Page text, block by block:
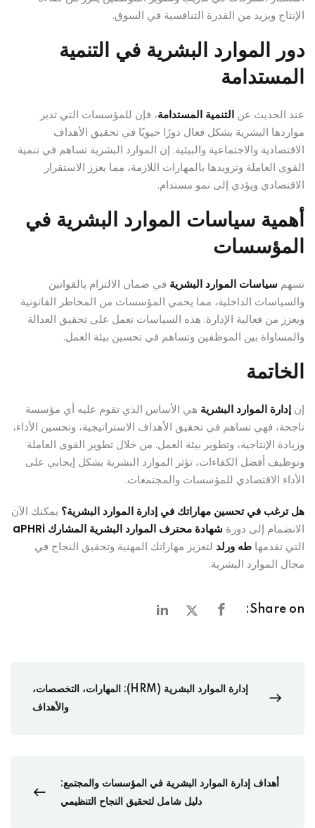
الإنتاج ويزيد من القدرة التنافسية في السوق.
دور الموارد البشرية في التنمية
المستدامة
عند الحديث عن التنمية المستدامة، فإن للمؤسسات التي تدير
مواردها البشرية بشكل فعال دورًا حيويًا في تحقيق الأهداف
الاقتصادية والاجتماعية والبيئية. إن الموارد البشرية تساهم في تنمية
القوى العاملة وتزويدها بالمهارات اللازمة، مما يعزز الاستقرار
الاقتصادي ويؤدي إلى نمو مستدام.
أهمية سياسات الموارد البشرية في
المؤسسات
تسهم سياسات الموارد البشرية في ضمان الالتزام بالقوانين
والسياسات الداخلية، مما يحمي المؤسسات من المخاطر القانونية
ويعزز من فعالية الإدارة. هذه السياسات تعمل على تحقيق العدالة
والمساواة بين الموظفين وتساهم في تحسين بيئة العمل.
الخاتمة
إن إدارة الموارد البشرية هي الأساس الذي تقوم عليه أي مؤسسة
ناجحة، فهي تساهم في تحقيق الأهداف الاستراتيجية، وتحسين الأداء،
وزيادة الإنتاجية، وتطوير بيئة العمل. من خلال تطوير القوى العاملة
وتوظيف أفضل الكفاءات، تؤثر الموارد البشرية بشكل إيجابي على
الأداء الاقتصادي للمؤسسات والمجتمعات.
هل ترغب في تحسين مهاراتك في إدارة الموارد البشرية؟ يمكنك الآن
الانضمام إلى دورة شهادة محترف الموارد البشرية المشارك aPHRi
التي تقدمها طه ورلد لتعزيز مهاراتك المهنية وتحقيق النجاح في
مجال الموارد البشرية.
Share on:
إدارة الموارد البشرية (HRM): المهارات، التخصصات،
والأهداف
أهداف إدارة الموارد البشرية في المؤسسات والمجتمع:
دليل شامل لتحقيق النجاح التنظيمي